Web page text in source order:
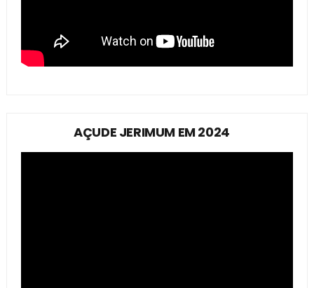
AÇUDE JERIMUM EM 2024